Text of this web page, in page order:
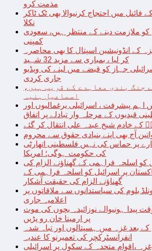
مذمت کرو
میں احتجاج کرنیوالا بھی ٹک ٹاکر
نکلا
کو ملازمت دینے کے منتظر ہیں، سعودی
کمپنی
کے انڈونیشین اسپتال کا بھی محاصرہ
کر لیا ، بمباری سے مزید 32 شہید
جہاز کو قبضے میں لینے کی ویڈیو
جاری کردی
جنگ بندی معاہدے کے قریب ہیں،
اسماعیل ہنیہ
اہم پیشرفت ، اسرائیلی یرغمالیوں اور
قیدیوں کے مرحلہ وار تبادلے پر اتفاق
خادم شیخ عبدہ علی انتقال کر گئے
آج بھی اپنے بنیادی حقوق سے محروم
پر حماس کی نہیں فلسطینی اتھارٹی
کی حکومت ہوگی؛ امریکا
کو اسلحہ فراہمی کے گھناؤنے الزام کی
پر اسرائیل کو اسلحہ فراہمی کے
گھناؤنے الزام کی حقیقت آشکار
بلوم کی سیاستدانوں سے ملاقاتوں پر
اعلامیہ جاری
پیدا ہونیوالے نوزائیدہ بچوں کی موت
پر ارمینا خان رو پڑیں
بعد غزہ میں ہسپتالوں اور تباہ شدہ
انفرانسٹرکچر کی تعمیرنو کا عندیہ
غزہ ،اقوام متحدہ کے سکول پر اسرائیلی